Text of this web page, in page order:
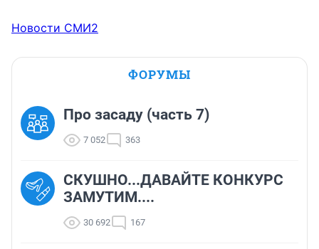
Новости СМИ2
ФОРУМЫ
Про засаду (часть 7)
7 052 363
СКУШНО...ДАВАЙТЕ КОНКУРС
ЗАМУТИМ....
30 692 167